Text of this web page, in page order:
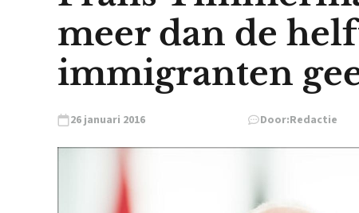
meer dan de
immigranten
26 januari 2016 Door:Redactie